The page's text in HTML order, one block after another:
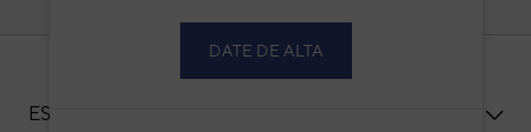
DATE DE ALTA
ESPECIFICACIONES